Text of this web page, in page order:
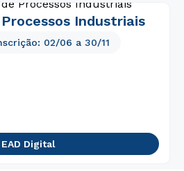
Industriais
02/06 a 30/11
EAD Digital